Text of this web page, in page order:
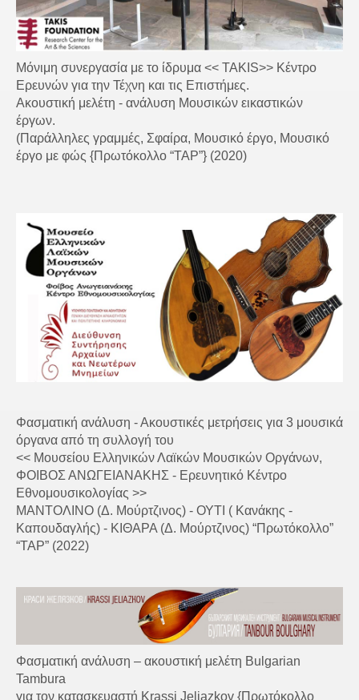
Μόνιμη συνεργασία με το ίδρυμα << TAKIS>> Κέντρο
Ερευνών για την Τέχνη και τις Επιστήμες.
Ακουστική μελέτη - ανάλυση Μουσικών εικαστικών
έργων.
(Παράλληλες γραμμές, Σφαίρα, Μουσικό έργο, Μουσικό
έργο με φώς {Πρωτόκολλο “TAP”} (2020)
Φασματική ανάλυση - Ακουστικές μετρήσεις για 3 μουσικά
όργανα από τη συλλογή του
<< Μουσείου Ελληνικών Λαϊκών Μουσικών Οργάνων,
ΦΟΙΒΟΣ ΑΝΩΓΕΙΑΝΑΚΗΣ - Ερευνητικό Κέντρο
Εθνομουσικολογίας >>
ΜΑΝΤΟΛΙΝΟ (Δ. Μούρτζινος) - ΟΥΤΙ ( Κανάκης -
Καπουδαγλής) - ΚΙΘΑΡΑ (Δ. Μούρτζινος) “Πρωτόκολλο”
“TAP” (2022)
Φασματική ανάλυση – ακουστική μελέτη Bulgarian
Tambura
για τον κατασκευαστή Krassi Jeliazkov {Πρωτόκολλο